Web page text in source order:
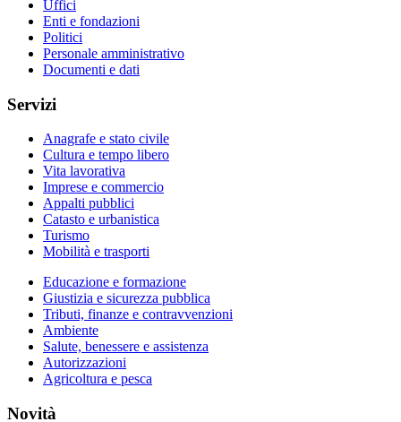
Uffici
Enti e fondazioni
Politici
Personale amministrativo
Documenti e dati
Servizi
Anagrafe e stato civile
Cultura e tempo libero
Vita lavorativa
Imprese e commercio
Appalti pubblici
Catasto e urbanistica
Turismo
Mobilità e trasporti
Educazione e formazione
Giustizia e sicurezza pubblica
Tributi, finanze e contravvenzioni
Ambiente
Salute, benessere e assistenza
Autorizzazioni
Agricoltura e pesca
Novità